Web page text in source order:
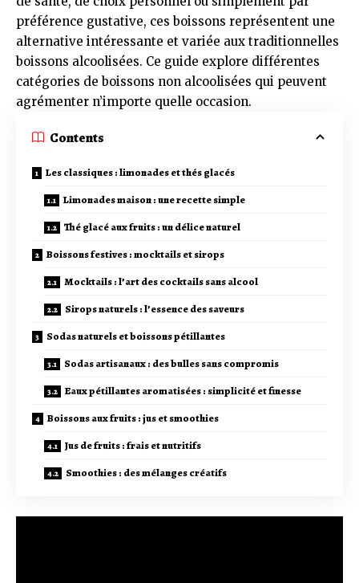
préférence gustative, ces boissons représentent une
alternative intéressante et variée aux traditionnelles
boissons alcoolisées. Ce guide explore différentes
catégories de boissons non alcoolisées qui peuvent
agrémenter n’importe quelle occasion.
Contents
Les classiques : limonades et thés glacés
Limonades maison : une recette simple
Thé glacé aux fruits : un délice naturel
Boissons festives : mocktails et sirops
Mocktails : l’art des cocktails sans alcool
Sirops naturels : l’essence des saveurs
Sodas naturels et boissons pétillantes
Sodas artisanaux : des bulles sans compromis
Eaux pétillantes aromatisées : simplicité et finesse
Boissons aux fruits : jus et smoothies
Jus de fruits : frais et nutritifs
Smoothies : des mélanges créatifs